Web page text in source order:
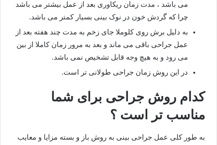
می باشد ، مدت زمان ریکاوری بعد از عمل بیشتر می باشد
چرا که گردش خون در نوک بینی بسیار کمتر می باشد.
به دلیل برش روی کلوملا جای زخم به مدت چند هفته بعد از
عمل جراحی باقی می ماند و بعد به مرور زمان کاملا از بین
می رود و به هیچ وجه قابل تشخیص نمی باشد.
در این روش زمان جراحی طولانی تر است.
کدام روش جراحی برای شما
مناسب تر است ؟
به طور کلی عمل جراحی بینی به روش باز و بسته مزایا و معایب